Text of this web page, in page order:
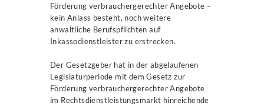
Förderung verbrauchergerechter Angebote –
kein Anlass besteht, noch weitere
anwaltliche Berufspflichten auf
Inkassodienstleister zu erstrecken.
Der Gesetzgeber hat in der abgelaufenen
Legislaturperiode mit dem Gesetz zur
Förderung verbrauchergerechter Angebote
im Rechtsdienstleistungsmarkt hinreichende